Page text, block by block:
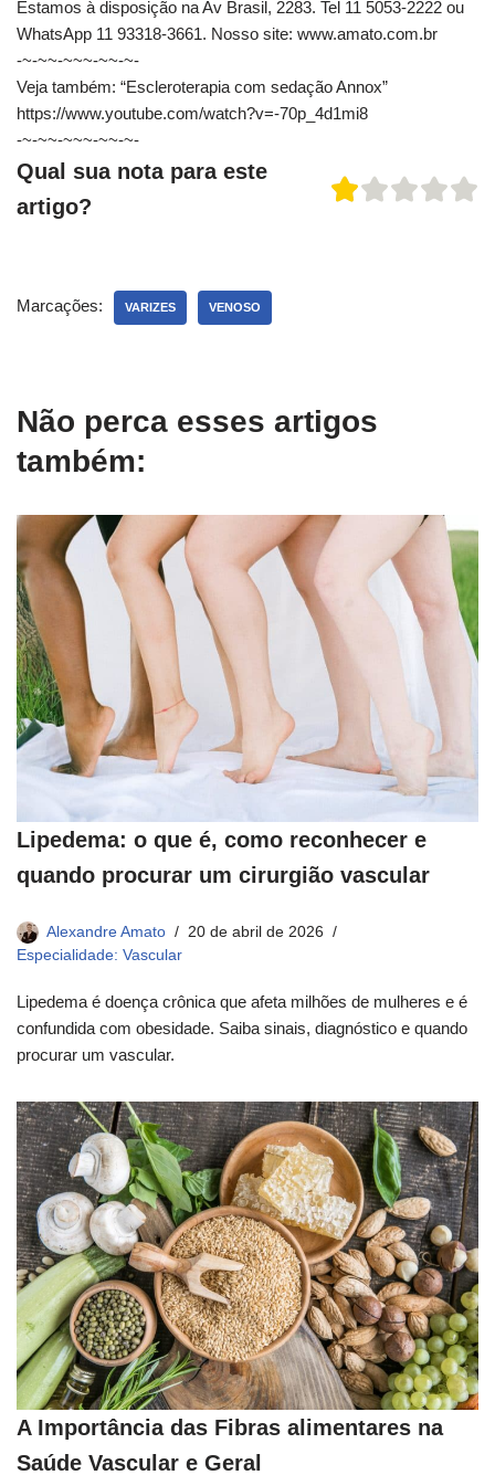
Estamos à disposição na Av Brasil, 2283. Tel 11 5053-2222 ou
WhatsApp 11 93318-3661. Nosso site: www.amato.com.br
-~-~~-~~~-~~-~-
Veja também: “Escleroterapia com sedação Annox”
https://www.youtube.com/watch?v=-70p_4d1mi8
-~-~~-~~~-~~-~-
Qual sua nota para este
artigo?
Marcações: VARIZES VENOSO
Não perca esses artigos
também:
Lipedema: o que é, como reconhecer e
quando procurar um cirurgião vascular
Alexandre Amato
20 de abril de 2026
Especialidade: Vascular
Lipedema é doença crônica que afeta milhões de mulheres e é
confundida com obesidade. Saiba sinais, diagnóstico e quando
procurar um vascular.
A Importância das Fibras alimentares na
Saúde Vascular e Geral